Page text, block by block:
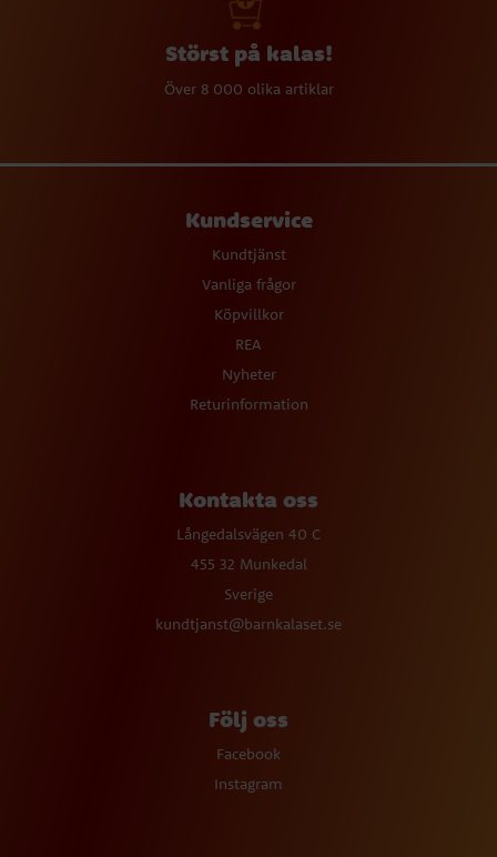
Störst på kalas!
Över 8 000 olika artiklar
Kundservice
Kundtjänst
Vanliga frågor
Köpvillkor
REA
Nyheter
Returinformation
Kontakta oss
Långedalsvägen 40 C
455 32 Munkedal
Sverige
kundtjanst@barnkalaset.se
Följ oss
Facebook
Instagram